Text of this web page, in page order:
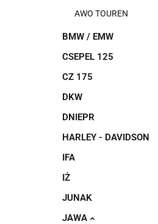
AWO TOUREN
BMW / EMW
CSEPEL 125
CZ 175
DKW
DNIEPR
HARLEY - DAVIDSON
IFA
IŻ
JUNAK
JAWA